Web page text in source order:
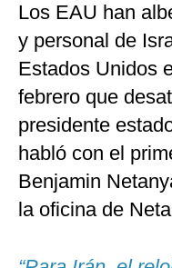
Los EAU han
y personal de
Estados Unidos
febrero que
presidente
habló con el
Benjamin
la oficina de